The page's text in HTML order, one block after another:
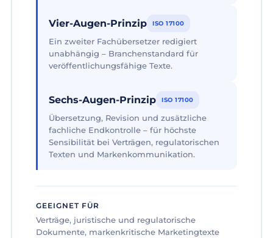
Vier-Augen-Prinzip ISO 17100
Ein zweiter Fachübersetzer redigiert
unabhängig – Branchenstandard für
veröffentlichungsfähige Texte.
Sechs-Augen-Prinzip ISO 17100
Übersetzung, Revision und zusätzliche
fachliche Endkontrolle – für höchste
Sensibilität bei Verträgen, regulatorischen
Texten und Markenkommunikation.
GEEIGNET FÜR
Verträge, juristische und regulatorische
Dokumente, markenkritische Marketingtexte